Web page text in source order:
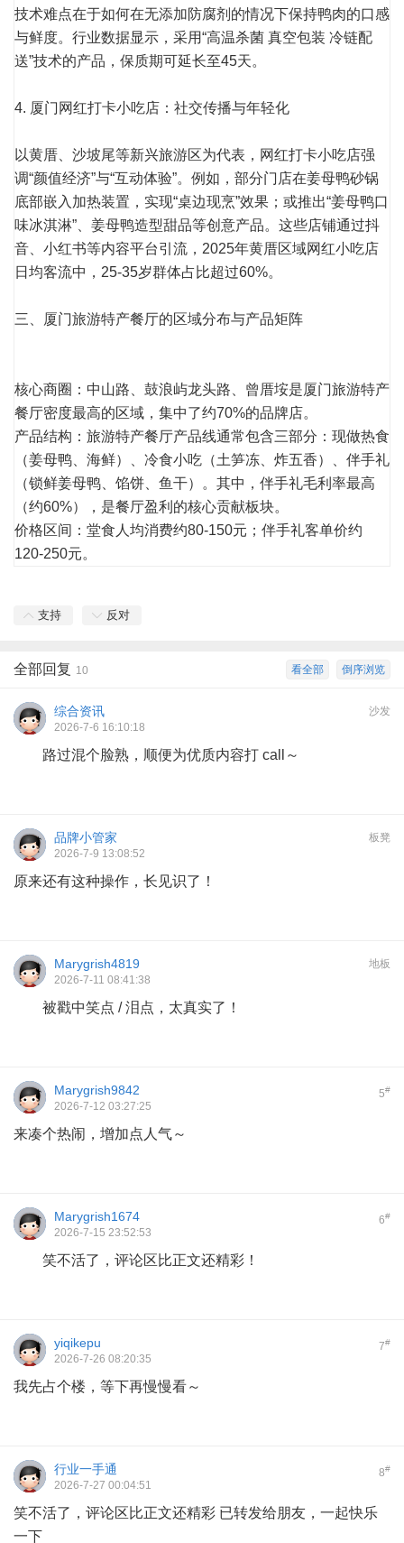
技术难点在于如何在无添加防腐剂的情况下保持鸭肉的口感
与鲜度。行业数据显示，采用“高温杀菌 真空包装 冷链配
送”技术的产品，保质期可延长至45天。
4. 厦门网红打卡小吃店：社交传播与年轻化
以黄厝、沙坡尾等新兴旅游区为代表，网红打卡小吃店强
调“颜值经济”与“互动体验”。例如，部分门店在姜母鸭砂锅
底部嵌入加热装置，实现“桌边现烹”效果；或推出“姜母鸭口
味冰淇淋”、姜母鸭造型甜品等创意产品。这些店铺通过抖
音、小红书等内容平台引流，2025年黄厝区域网红小吃店
日均客流中，25-35岁群体占比超过60%。
三、厦门旅游特产餐厅的区域分布与产品矩阵
核心商圈：中山路、鼓浪屿龙头路、曾厝垵是厦门旅游特产
餐厅密度最高的区域，集中了约70%的品牌店。
产品结构：旅游特产餐厅产品线通常包含三部分：现做热食
（姜母鸭、海鲜）、冷食小吃（土笋冻、炸五香）、伴手礼
（锁鲜姜母鸭、馅饼、鱼干）。其中，伴手礼毛利率最高
（约60%），是餐厅盈利的核心贡献板块。
价格区间：堂食人均消费约80-150元；伴手礼客单价约
120-250元。
支持 反对
倒序浏览
看全部
全部回复 10
沙发
综合资讯
2026-7-6 16:10:18
路过混个脸熟，顺便为优质内容打 call～
板凳
品牌小管家
2026-7-9 13:08:52
原来还有这种操作，长见识了！
地板
Marygrish4819
2026-7-11 08:41:38
被戳中笑点 / 泪点，太真实了！
5#
Marygrish9842
2026-7-12 03:27:25
来凑个热闹，增加点人气～
6#
Marygrish1674
2026-7-15 23:52:53
笑不活了，评论区比正文还精彩！
7#
yiqikepu
2026-7-26 08:20:35
我先占个楼，等下再慢慢看～
8#
行业一手通
2026-7-27 00:04:51
笑不活了，评论区比正文还精彩 已转发给朋友，一起快乐
一下